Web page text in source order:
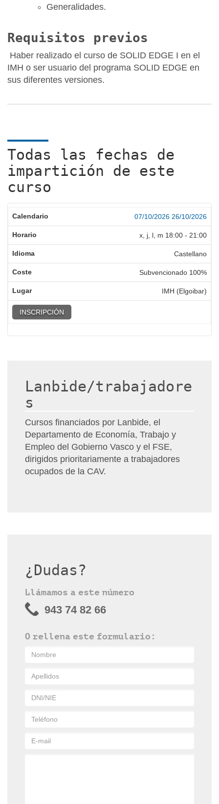
Generalidades.
Requisitos previos
Haber realizado el curso de SOLID EDGE I en el
IMH o ser usuario del programa SOLID EDGE en
sus diferentes versiones.
Todas las fechas de
impartición de este
curso
07/10/2026 26/10/2026
x, j, l, m 18:00 - 21:00
Castellano
Subvencionado 100%
IMH (Elgoibar)
INSCRIPCIÓN
Lanbide/trabajadore
s
Cursos financiados por Lanbide, el
Departamento de Economía, Trabajo y
Empleo del Gobierno Vasco y el FSE,
dirigidos prioritariamente a trabajadores
ocupados de la CAV.
¿Dudas?
Llámamos a este número
943 74 82 66
O rellena este formulario: